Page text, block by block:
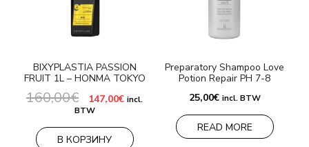
BIXYPLASTIA PASSION
FRUIT 1L – HONMA TOKYO
160,00€ Первоначальная
цена
составляла
160,00€.
147,00€Текущая
incl.
BTW
В КОРЗИНУ
Preparatory Shampoo Love
Potion Repair PH 7-8
25,00€ incl. BTW
READ MORE